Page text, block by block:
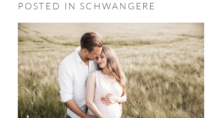
POSTED IN SCHWANGERE